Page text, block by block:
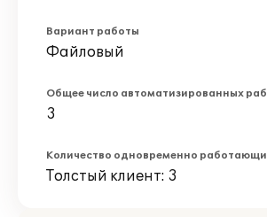
Вариант работы
Файловый
Общее число автоматизированных
3
Количество одновременно
Толстый клиент: 3